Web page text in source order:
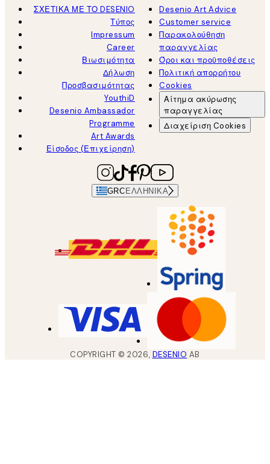
ΣΧΕΤΙΚΑ ΜΕ ΤΟ DESENIO
Τύπος
Impressum
Career
Βιωσιμότητα
Δήλωση
Προσβασιμότητας
YouthiD
Desenio Ambassador
Programme
Art Awards
Είσοδος (Επιχείρηση)
Desenio Art Advice
Customer service
Παρακολούθηση
παραγγελίας
Όροι και προϋποθέσεις
Πολιτική απορρήτου
Cookies
Αίτημα ακύρωσης
παραγγελίας
Διαχείριση Cookies
GRC ΕΛΛΗΝΙΚΆ
COPYRIGHT ©2026, DESENIO AB